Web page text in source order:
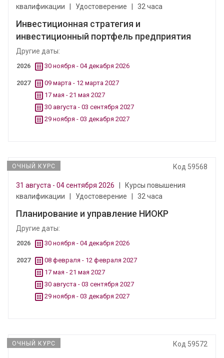
квалификации
Удостоверение 32 часа
Инвестиционная стратегия и
инвестиционный портфель предприятия
Другие даты:
2026 30 ноября - 04 декабря 2026
2027
09 марта - 12 марта 2027
17 мая - 21 мая 2027
30 августа - 03 сентября 2027
29 ноября - 03 декабря 2027
ОЧНЫЙ КУРС Код 59568
31 августа - 04 сентября 2026
Курсы повышения
квалификации
Удостоверение 32 часа
Планирование и управление НИОКР
Другие даты:
2026 30 ноября - 04 декабря 2026
2027
08 февраля - 12 февраля 2027
17 мая - 21 мая 2027
30 августа - 03 сентября 2027
29 ноября - 03 декабря 2027
ОЧНЫЙ КУРС Код 59572